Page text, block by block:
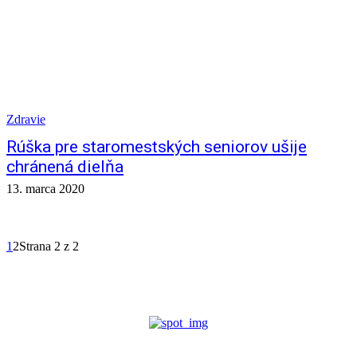
Zdravie
Rúška pre staromestských seniorov ušije
chránená dielňa
13. marca 2020
1 2Strana 2 z 2